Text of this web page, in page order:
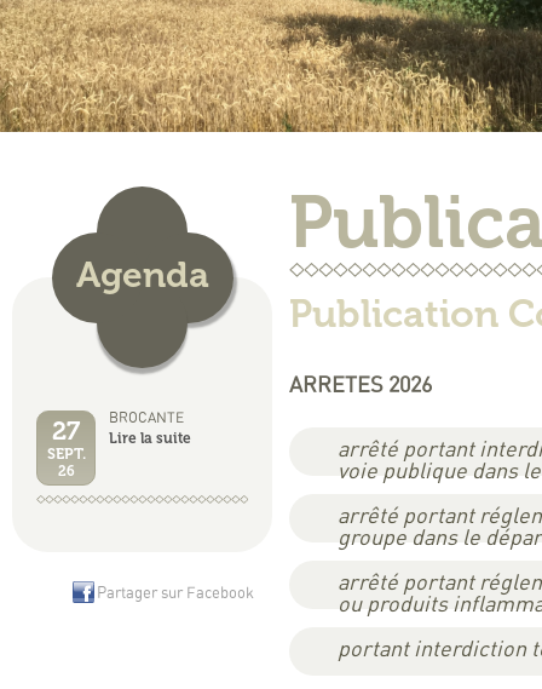
Agenda
27
SEPT.
26
BROCANTE
Lire la suite
Partager sur Facebook
Publication
ARRETES 2026
arrêté portant
voie publique dans
arrêté portant
groupe dans le
arrêté portant
ou produits
portant interdiction